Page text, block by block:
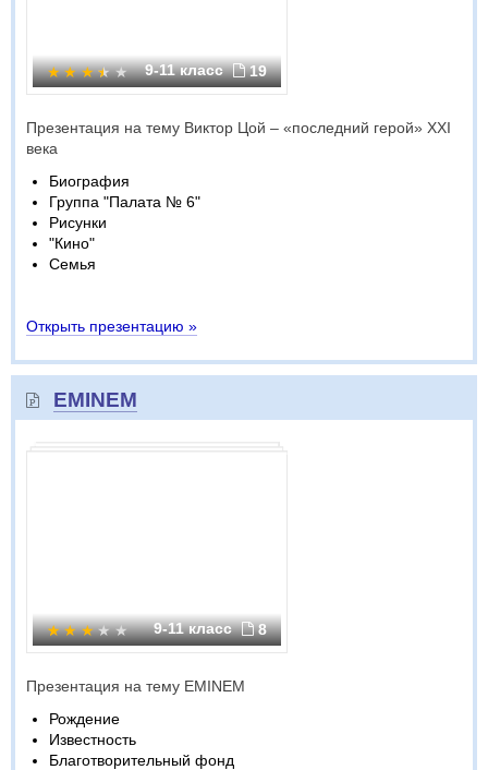
9-11 класс 19
Презентация на тему Виктор Цой – «последний герой» XXI
века
Биография
Группа "Палата № 6"
Рисунки
"Кино"
Семья
Открыть презентацию »
EMINEM
9-11 класс 8
Презентация на тему EMINEM
Рождение
Известность
Благотворительный фонд